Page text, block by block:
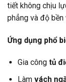
tiết không chịu
phẳng và độ bền
Ứng dụng phổ
Gia công tủ
Làm vách